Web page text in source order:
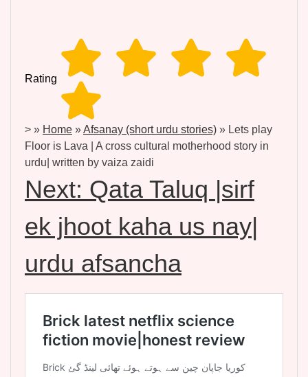
Rating
> » Home »Afsanay (short urdu stories) » Lets play
Floor is Lava | A cross cultural motherhood story in
urdu| written by vaiza zaidi
Next: Qata Taluq |sirf
ek jhoot kaha us nay|
urdu afsancha